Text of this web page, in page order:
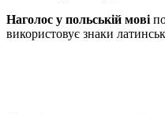
Наголос у польській мові
використовує знаки